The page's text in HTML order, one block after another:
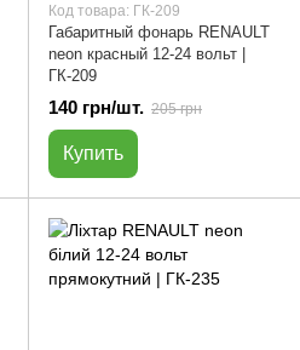
Код товара: ГК-209
Габаритный фонарь RENAULT
neon красный 12-24 вольт |
ГК-209
140 грн/шт. 205 грн
Купить